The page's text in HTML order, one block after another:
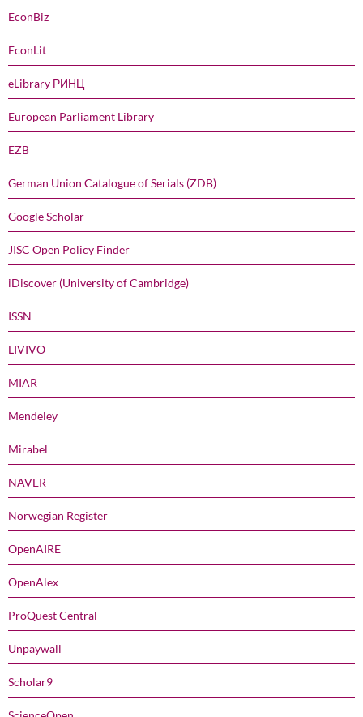
EconBiz
EconLit
eLibrary РИНЦ
European Parliament Library
EZB
German Union Catalogue of Serials (ZDB)
Google Scholar
JISC Open Policy Finder
iDiscover (University of Cambridge)
ISSN
LIVIVO
MIAR
Mendeley
Mirabel
NAVER
Norwegian Register
OpenAIRE
OpenAlex
ProQuest Central
Unpaywall
Scholar9